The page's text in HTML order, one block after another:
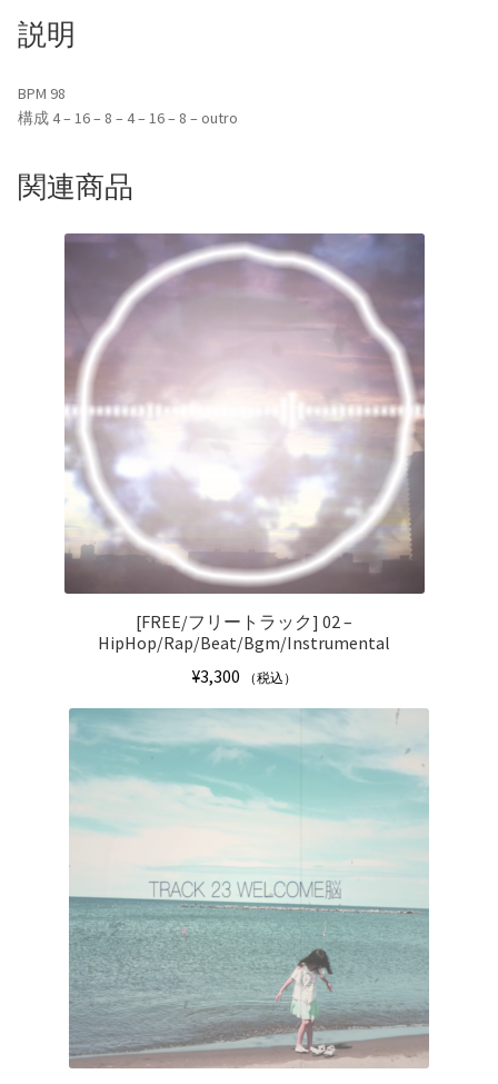
説明
BPM 98
構成 4 – 16 – 8 – 4 – 16 – 8 – outro
関連商品
[FREE/フリートラック] 02 –
HipHop/Rap/Beat/Bgm/Instrumental
¥3,300 （税込）
こ
の
品
は
複
数
の
バ
リ
エ
ー